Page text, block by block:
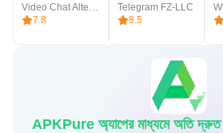
7.8
Telegram FZ-LLC
8.5
APKPure অ্যাপের মাধ্যমে অতি দ্রুত